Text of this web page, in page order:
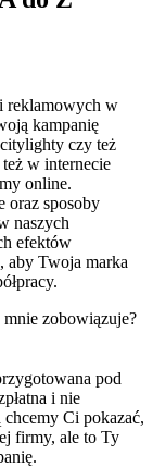
reklamowych w
kampanię
czy też
w internecie
online.
oraz sposoby
naszych
efektów
aby Twoja marka
mnie zobowiązuje?
pod
i nie
Ci pokazać,
firmy, ale to Ty